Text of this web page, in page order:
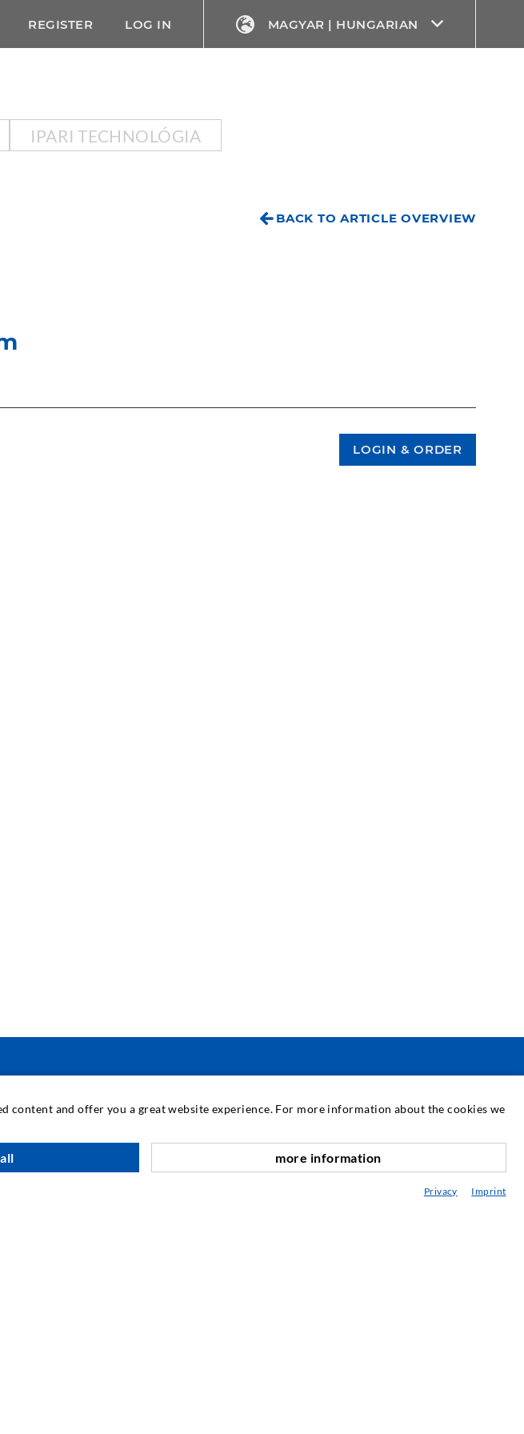
REGISTER LOG IN MAGYAR | HUNGARIAN
IPARI TECHNOLÓGIA
BACK TO ARTICLE OVERVIEW
SZERVIZ
Médiatár
Tanácsadás / Tervezés / Kivitelezés
and offer you a great website experience. For more information about the cookies we
more information
Privacy Imprint